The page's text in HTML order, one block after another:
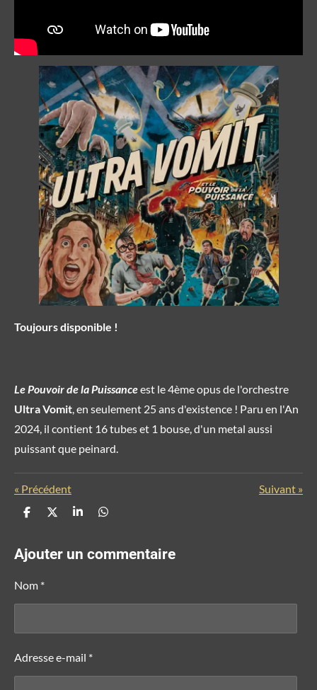
Toujours disponible !
Le Pouvoir de la Puissanceest le 4ème opus de l'orchestre
Ultra Vomit, en seulement 25 ans d'existence ! Paru en l'An
2024, il contient 16 tubes et 1 bouse, d'un metal aussi
puissant que peinard.
« Précédent Suivant »
P
t
a
e
P
t
a
P
t
a
P
t
a
Ajouter un commentaire
Nom *
Adresse e-mail *